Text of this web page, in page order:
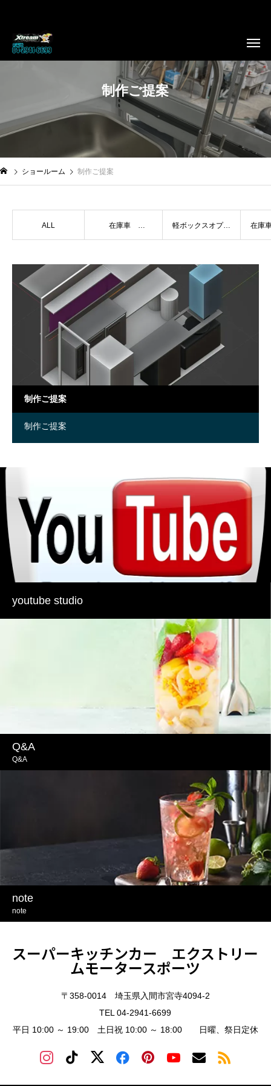
制作ご提案
ショールーム 制作ご提案
ALL 在庫車 軽ボックスオプシ 在庫
制作ご提案
制作ご提案
youtube studio
Q&A
Q&A
note
note
スーパーキッチンカー エクストリー
ムモータースポーツ
〒358-0014 埼玉県入間市宮寺4094-2
TEL 04-2941-6699
平日 10:00 ～ 19:00 土日祝 10:00 ～ 18:00 日曜、祭日定休